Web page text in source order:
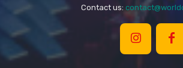
Contact us: